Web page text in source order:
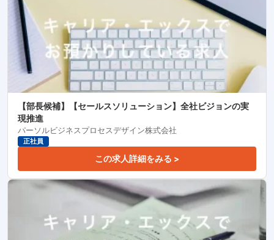
【部長候補】【セールスソリューション】全社ビジョンの実
現推進
パーソルビジネスプロセスデザイン株式会社
正社員
この求人詳細をみる >